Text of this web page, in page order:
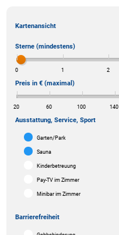
Kartenansicht
Sterne (mindestens)
0 1 2
Preis in € (maximal)
20 60 100 140
Ausstattung, Service, Sport
Garten/Park
Sauna
Kinderbetreuung
Pay-TV im Zimmer
Minibar im Zimmer
Barrierefreiheit